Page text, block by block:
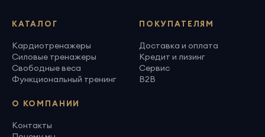
КАТАЛОГ
Кардиотренажеры
Силовые тренажеры
Свободные веса
Функциональный тренинг
ПОКУПАТЕЛЯМ
Доставка и оплата
Кредит и лизинг
Сервис
B2B
О КОМПАНИИ
Контакты